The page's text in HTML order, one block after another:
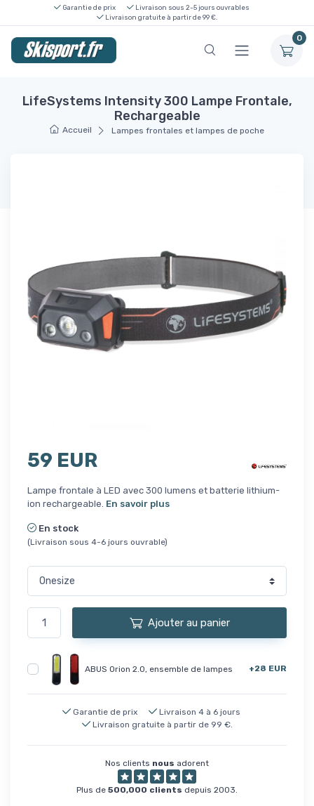
Garantie de prix
Livraison sous 2-5 jours ouvrables
Livraison gratuite à partir de 99 €.
0
LifeSystems Intensity 300 Lampe Frontale,
Rechargeable
Accueil Lampes frontales et lampes de poche
59 EUR
Lampe frontale à LED avec 300 lumens et batterie lithium-
ion rechargeable. En savoir plus
En stock
(Livraison sous 4-6 jours ouvrable)
Ajouter au panier
ABUS Orion 2.0, ensemble de lampes +28 EUR
Garantie de prix
Livraison 4 à 6 jours
Livraison gratuite à partir de 99 €.
Nos clients nous adorent
Plus de 500,000 clients depuis 2003.